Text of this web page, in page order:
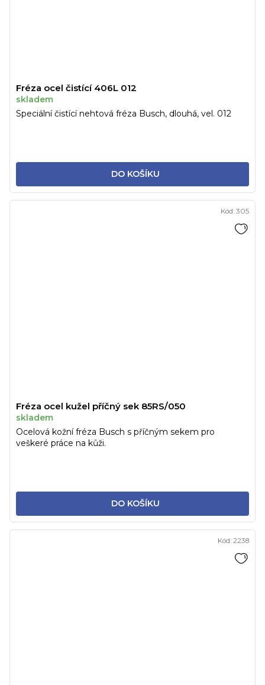
Fréza ocel čistící 406L 012
skladem
DO KOŠÍKU
Speciální čistící nehtová fréza Busch, dlouhá, vel. 012
Fréza ocel kužel příčný sek 85RS/050
skladem
DO KOŠÍKU
Ocelová kožní fréza Busch s příčným sekem pro
veškeré práce na kůži.
Kód: 305
Kód: 2238